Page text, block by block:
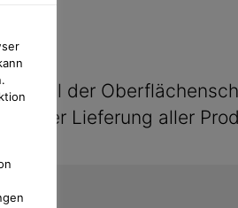
Wahl der
der Lieferung aller